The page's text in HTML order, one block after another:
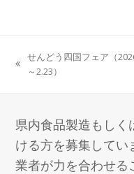
previous
せんどう四国フェア（
～2.23）
県内食品製造もし
ける方を募集して
業者が力を合わせる